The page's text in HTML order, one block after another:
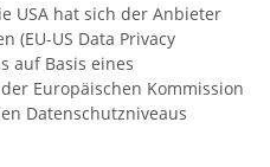
USA hat sich der Anbieter
(EU-US Data Privacy
auf Basis eines
Europäischen Kommission
Datenschutzniveaus